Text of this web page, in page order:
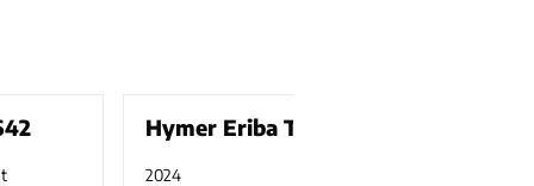
Hymer Eriba Touring 420
2024